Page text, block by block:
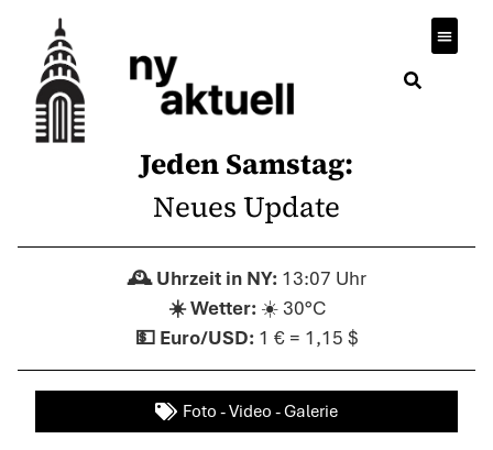
Jeden Samstag:
Neues Update
13:07 Uhr
☀️ 30°C
1 € = 1,15 $
Foto - Video - Galerie